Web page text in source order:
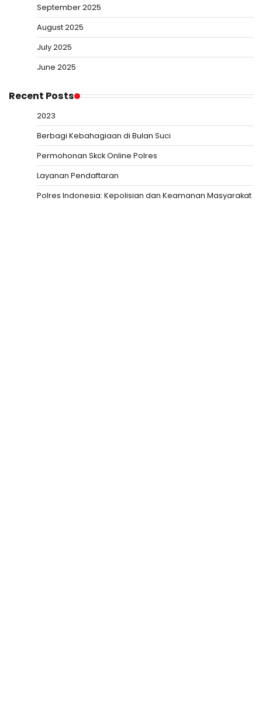
September 2025
August 2025
July 2025
June 2025
Recent Posts
2023
Berbagi Kebahagiaan di Bulan Suci
Permohonan Skck Online Polres
Layanan Pendaftaran
Polres Indonesia: Kepolisian dan Keamanan Masyarakat